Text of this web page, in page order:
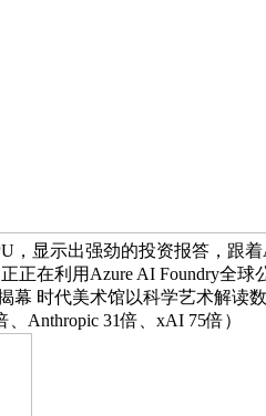
显示出强劲的投资报答，跟
在利用Azure AI Foundry全
时代美术馆以科学艺术解读
Anthropic 31倍、xAI 75倍）